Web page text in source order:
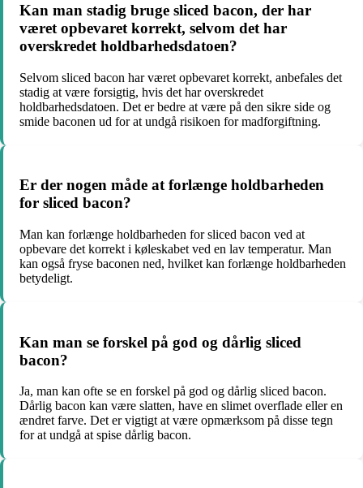
Kan man stadig bruge sliced bacon, der har
været opbevaret korrekt, selvom det har
overskredet holdbarhedsdatoen?
Selvom sliced bacon har været opbevaret korrekt, anbefales det
stadig at være forsigtig, hvis det har overskredet
holdbarhedsdatoen. Det er bedre at være på den sikre side og
smide baconen ud for at undgå risikoen for madforgiftning.
Er der nogen måde at forlænge holdbarheden
for sliced bacon?
Man kan forlænge holdbarheden for sliced bacon ved at
opbevare det korrekt i køleskabet ved en lav temperatur. Man
kan også fryse baconen ned, hvilket kan forlænge holdbarheden
betydeligt.
Kan man se forskel på god og dårlig sliced
bacon?
Ja, man kan ofte se en forskel på god og dårlig sliced bacon.
Dårlig bacon kan være slatten, have en slimet overflade eller en
ændret farve. Det er vigtigt at være opmærksom på disse tegn
for at undgå at spise dårlig bacon.